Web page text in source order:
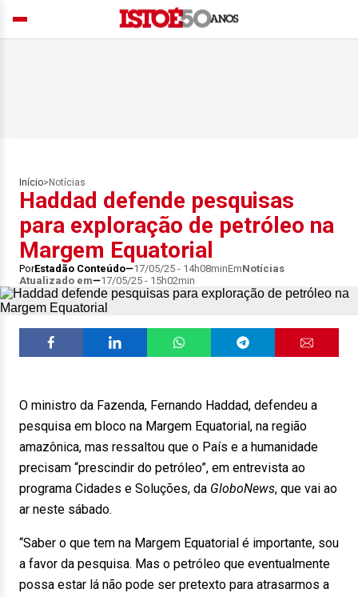
Início> Notícias
Haddad defende pesquisas
para exploração de petróleo na
Margem Equatorial
PorEstadão Conteúdo 17/05/25 - 14h08minEmNotícias
Atualizado em
17/05/25 - 15h02min
O ministro da Fazenda, Fernando Haddad, defendeu a
pesquisa em bloco na Margem Equatorial, na região
amazônica, mas ressaltou que o País e a humanidade
precisam “prescindir do petróleo”, em entrevista ao
programa Cidades e Soluções, da GloboNews, que vai ao
ar neste sábado.
“Saber o que tem na Margem Equatorial é importante, sou
a favor da pesquisa. Mas o petróleo que eventualmente
possa estar lá não pode ser pretexto para atrasarmos a